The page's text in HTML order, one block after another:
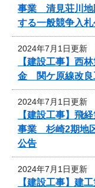
事業 清見荘川地
する一般競争入
2024年7月1日更新
【建設工事】西
金 関ケ原線改良
2024年7月1日更新
【建設工事】飛
事業 杉崎2期地
公告
2024年7月1日更新
【建設工事】建